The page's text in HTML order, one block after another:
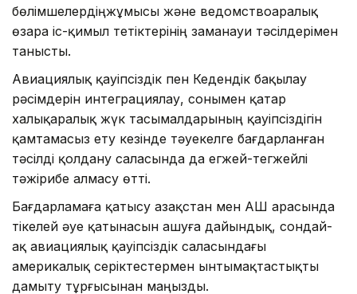
бөлімшелердіңжұмысы және ведомствоаралық
өзара іс-қимыл тетіктерінің заманауи тәсілдерімен
танысты.
Авиациялық қауіпсіздік пен Кедендік бақылау
рәсімдерін интеграциялау, сонымен қатар
халықаралық жүк тасымалдарының қауіпсіздігін
қамтамасыз ету кезінде тәуекелге бағдарланған
тәсілді қолдану саласында да егжей-тегжейлі
тәжірибе алмасу өтті.
Бағдарламаға қатысу Қазақстан мен АҚШ арасында
тікелей әуе қатынасын ашуға дайындық, сондай-
ақ авиациялық қауіпсіздік саласындағы
америкалық серіктестермен ынтымақтастықты
дамыту тұрғысынан маңызды.